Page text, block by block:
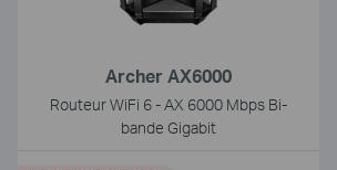
Archer AX6000
Routeur WiFi 6 - AX 6000 Mbps Bi-
bande Gigabit